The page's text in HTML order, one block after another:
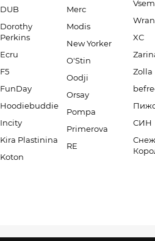
DUB
Dorothy
Perkins
Ecru
F5
FunDay
Hoodiebuddie
Incity
Kira Plastinina
Koton
Merc
Modis
New Yorker
O'Stin
Oodji
Orsay
Pompa
Primerova
RE
XC
Zolla
СИН